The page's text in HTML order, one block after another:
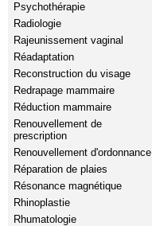
Psychothérapie
Radiologie
Rajeunissement vaginal
Réadaptation
Reconstruction du visage
Redrapage mammaire
Réduction mammaire
Renouvellement de
prescription
Renouvellement d'ordonnance
Réparation de plaies
Résonance magnétique
Rhinoplastie
Rhumatologie